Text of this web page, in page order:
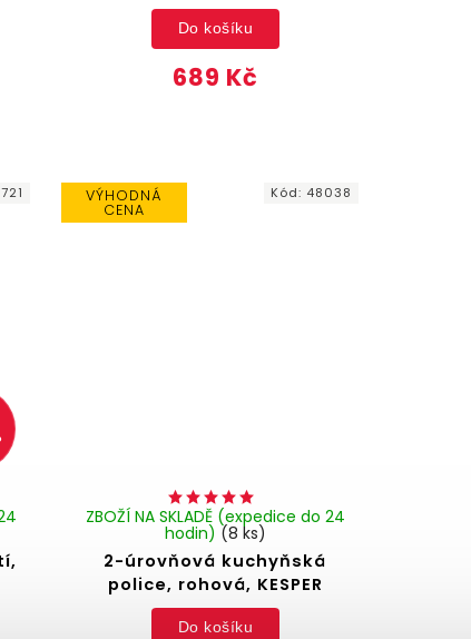
689 Kč
Do košíku
VÝHODNÁ
CENA
2-úrovňová kuchyňská
police, rohová, KESPER
ZBOŽÍ NA SKLADĚ (expedice do 24
hodin) (8 ks)
Do košíku
Kód: 48038